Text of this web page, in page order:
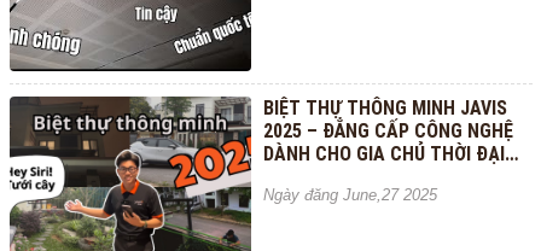
BIỆT THỰ THÔNG MINH JAVIS
2025 – ĐẲNG CẤP CÔNG NGHỆ
DÀNH CHO GIA CHỦ THỜI ĐẠI
Ngày đăng June,27 2025